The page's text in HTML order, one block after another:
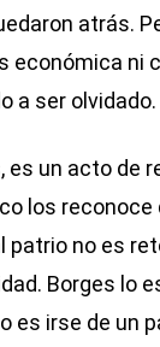
atrás.
económica ni
a ser olvidado.
es un acto de
los reconoce
patrio no es
Borges lo
es irse de un